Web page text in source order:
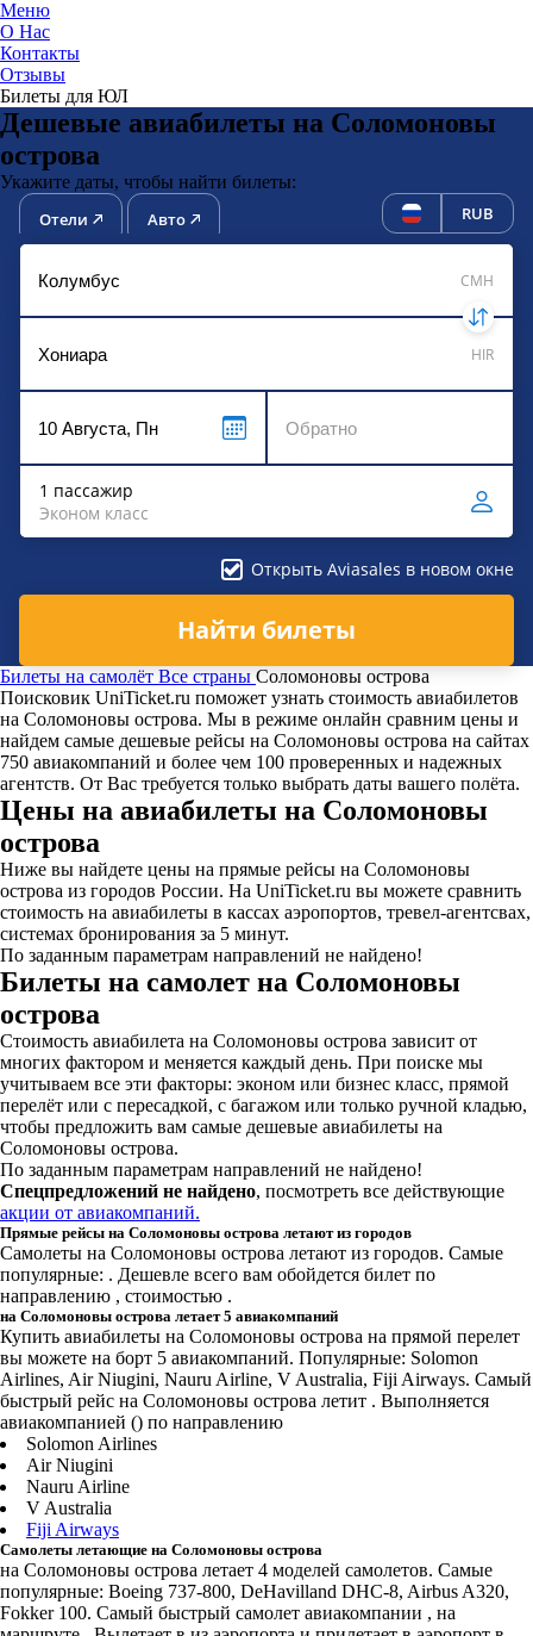
Меню
О Нас
Контакты
Отзывы
Билеты для ЮЛ
Дешевые авиабилеты на Соломоновы
острова
Укажите даты, чтобы найти билеты:
Отели Авто RUB
CMH
HIR
1 пассажир
Эконом класс
Открыть Aviasales в новом окне
Найти билеты
Билеты на самолёт Все страны Соломоновы острова
Поисковик UniTicket.ru поможет узнать стоимость авиабилетов
на Соломоновы острова. Мы в режиме онлайн сравним цены и
найдем самые дешевые рейсы на Соломоновы острова на сайтах
750 авиакомпаний и более чем 100 проверенных и надежных
агентств. От Вас требуется только выбрать даты вашего полёта.
Цены на авиабилеты на Соломоновы
острова
Ниже вы найдете цены на прямые рейсы на Соломоновы
острова из городов России. На UniTicket.ru вы можете сравнить
стоимость на авиабилеты в кассах аэропортов, тревел-агентсвах,
системах бронирования за 5 минут.
По заданным параметрам направлений не найдено!
Билеты на самолет на Соломоновы
острова
Стоимость авиабилета на Соломоновы острова зависит от
многих фактором и меняется каждый день. При поиске мы
учитываем все эти факторы: эконом или бизнес класс, прямой
перелёт или с пересадкой, с багажом или только ручной кладью,
чтобы предложить вам самые дешевые авиабилеты на
Соломоновы острова.
По заданным параметрам направлений не найдено!
Спецпредложений не найдено, посмотреть все действующие
акции от авиакомпаний.
Прямые рейсы на Соломоновы острова летают из городов
Самолеты на Соломоновы острова летают из городов. Самые
популярные: . Дешевле всего вам обойдется билет по
направлению , стоимостью .
на Соломоновы острова летает 5 авиакомпаний
Купить авиабилеты на Соломоновы острова на прямой перелет
вы можете на борт 5 авиакомпаний. Популярные: Solomon
Airlines, Air Niugini, Nauru Airline, V Australia, Fiji Airways. Самый
быстрый рейс на Соломоновы острова летит . Выполняется
авиакомпанией () по направлению
Solomon Airlines
Air Niugini
Nauru Airline
V Australia
Fiji Airways
Самолеты летающие на Соломоновы острова
на Соломоновы острова летает 4 моделей самолетов. Самые
популярные: Boeing 737-800, DeHavilland DHC-8, Airbus A320,
Fokker 100. Самый быстрый самолет авиакомпании , на